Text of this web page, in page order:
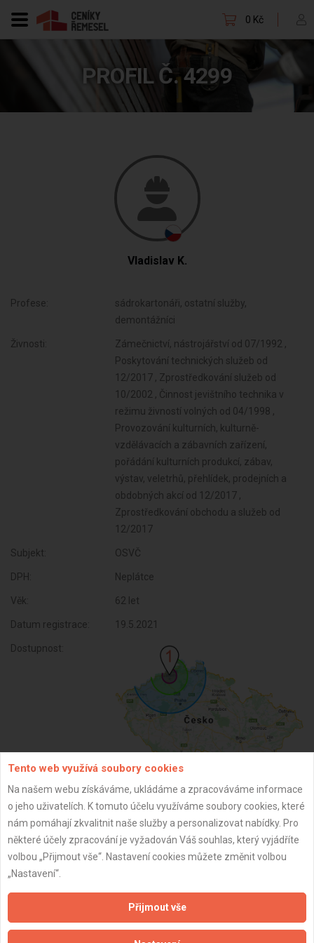
0 Kč
PROFIL Č. 4299
Vladislav K.
Profese:
sádrokartonáři, ostatní služby,
demontážníci
Živnosti:
Zámečnictví, nástrojářství od 07/1992 ,
Poskytování technických služeb od
12/2017 , Zprostředkování služeb od
10/2002 , Činnost jevištního technika v
režimu živností volných od 04/1998 ,
Provozování kulturních, kulturně-
vzdělávacích a zábavních zařízení,
pořádání kulturních produkcí, zábav,
výstav, veletrhů, přehlídek, prodejních a
obdobných akcí od 12/2017 ,
Zprostředkování obchodu a služeb od
12/2017
Subjekt: OSVČ
DPH: Neplátce
Věk: 62 let
Datum registrace: 19.5.2021
Dostupnost:
ZPĚT
Aktualizováno z portálu ARES dne 04.12.2025 09:45:02
Tento web využívá soubory cookies
Na našem webu získáváme, ukládáme a zpracováváme informace
o jeho uživatelích. K tomuto účelu využíváme soubory cookies, které
nám pomáhají zkvalitnit naše služby a personalizovat nabídky. Pro
některé účely zpracování je vyžadován Váš souhlas, který vyjádříte
volbou „Přijmout vše“. Nastavení cookies můžete změnit volbou
„Nastavení“.
Přijmout vše